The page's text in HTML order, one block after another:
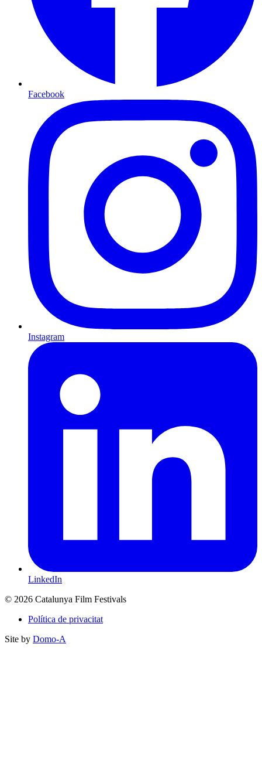
Facebook
Instagram
LinkedIn
© 2026 Catalunya Film Festivals
Política de privacitat
Site by Domo-A